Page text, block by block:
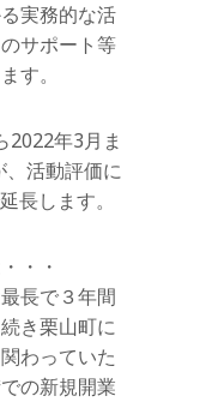
実務的な活
サポート等
す。
2022年3月ま
活動評価に
長します。
・・
長で３年間
き栗山町に
わっていた
の新規開業